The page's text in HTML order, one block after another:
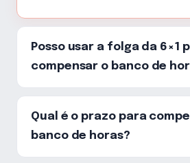
Posso usar a folga da 6×1
compensar o banco de
Qual é o prazo para
banco de horas?